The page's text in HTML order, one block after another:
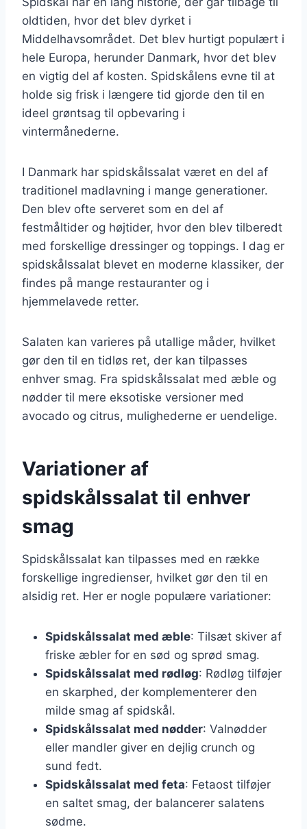
oldtiden, hvor det blev dyrket i
Middelhavsområdet. Det blev hurtigt populært i
hele Europa, herunder Danmark, hvor det blev
en vigtig del af kosten. Spidskålens evne til at
holde sig frisk i længere tid gjorde den til en
ideel grøntsag til opbevaring i
vintermånederne.
I Danmark har spidskålssalat været en del af
traditionel madlavning i mange generationer.
Den blev ofte serveret som en del af
festmåltider og højtider, hvor den blev tilberedt
med forskellige dressinger og toppings. I dag er
spidskålssalat blevet en moderne klassiker, der
findes på mange restauranter og i
hjemmelavede retter.
Salaten kan varieres på utallige måder, hvilket
gør den til en tidløs ret, der kan tilpasses
enhver smag. Fra spidskålssalat med æble og
nødder til mere eksotiske versioner med
avocado og citrus, mulighederne er uendelige.
Variationer af
spidskålssalat til enhver
smag
Spidskålssalat kan tilpasses med en række
forskellige ingredienser, hvilket gør den til en
alsidig ret. Her er nogle populære variationer:
Spidskålssalat med æble: Tilsæt skiver af
friske æbler for en sød og sprød smag.
Spidskålssalat med rødløg: Rødløg tilføjer
en skarphed, der komplementerer den
milde smag af spidskål.
Spidskålssalat med nødder: Valnødder
eller mandler giver en dejlig crunch og
sund fedt.
Spidskålssalat med feta: Fetaost tilføjer
en saltet smag, der balancerer salatens
sødme.